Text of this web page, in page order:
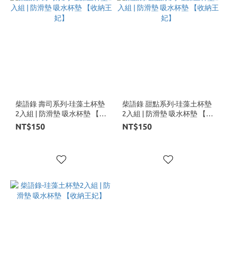
柴語錄 壽司系列-珪藻土杯墊
2入組 | 防滑墊 吸水杯墊 【收
納王妃】
NT$150
柴語錄 甜點系列-珪藻土杯墊
2入組 | 防滑墊 吸水杯墊 【收
納王妃】
NT$150